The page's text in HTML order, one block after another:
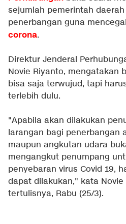
sejumlah pemerintah
penerbangan guna
corona.
Direktur Jenderal
Novie Riyanto, mengatakan
bisa saja terwujud, tapi
terlebih dulu.
"Apabila akan dilakukan
larangan bagi penerbangan
maupun angkutan udara
mengangkut penumpang
penyebaran virus Covid 19,
dapat dilakukan," kata
tertulisnya, Rabu (25/3).